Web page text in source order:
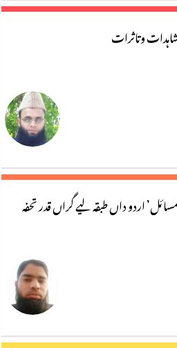
وتاثرات
اردو داں طبقہ لیے گراں قدر تحفہ